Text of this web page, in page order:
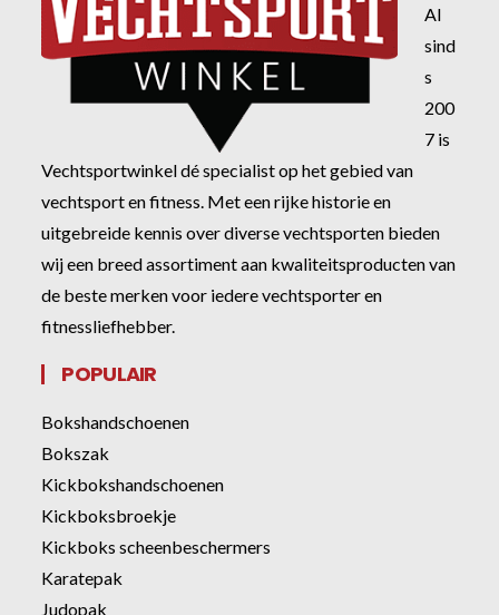
Al
sind
s
200
7 is
Vechtsportwinkel dé specialist op het gebied van
vechtsport en fitness. Met een rijke historie en
uitgebreide kennis over diverse vechtsporten bieden
wij een breed assortiment aan kwaliteitsproducten van
de beste merken voor iedere vechtsporter en
fitnessliefhebber.
POPULAIR
Bokshandschoenen
Bokszak
Kickbokshandschoenen
Kickboksbroekje
Kickboks scheenbeschermers
Karatepak
Judopak